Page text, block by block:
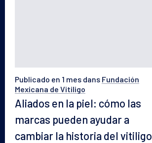
Publicado en 1 mes dans Fundación
Mexicana de Vitiligo
Aliados en la piel: cómo las
marcas pueden ayudar a
cambiar la historia del vitiligo